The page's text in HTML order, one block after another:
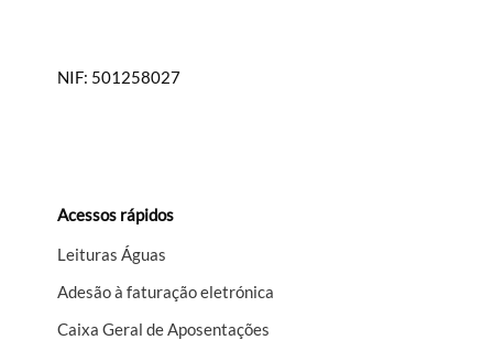
NIF: 501258027
Acessos rápidos
Leituras Águas
Adesão à faturação eletrónica
Caixa Geral de Aposentações